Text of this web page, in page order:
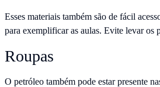
Esses materiais também são de fácil
para exemplificar as aulas. Evite levar os
Roupas
O petróleo também pode estar presente